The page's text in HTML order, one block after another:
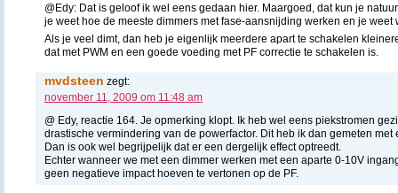
@Edy: Dat is geloof ik wel eens gedaan hier. Maargoed, dat kun je
je weet hoe de meeste dimmers met fase-aansnijding werken en je weet
Als je veel dimt, dan heb je eigenlijk meerdere apart te schakelen
dat met PWM en een goede voeding met PF correctie te schakelen is.
mvdsteen zegt:
november 11, 2009 om 11:48 am
@ Edy, reactie 164. Je opmerking klopt. Ik heb wel eens piekstromen
drastische vermindering van de powerfactor. Dit heb ik dan gemeten
Dan is ook wel begrijpelijk dat er een dergelijk effect optreedt.
Echter wanneer we met een dimmer werken met een aparte 0-10V
geen negatieve impact hoeven te vertonen op de PF.